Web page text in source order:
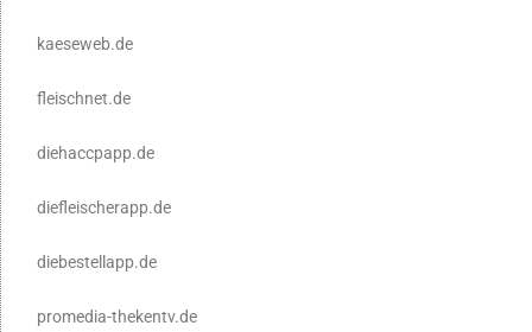
kaeseweb.de
fleischnet.de
diehaccpapp.de
diefleischerapp.de
diebestellapp.de
promedia-thekentv.de